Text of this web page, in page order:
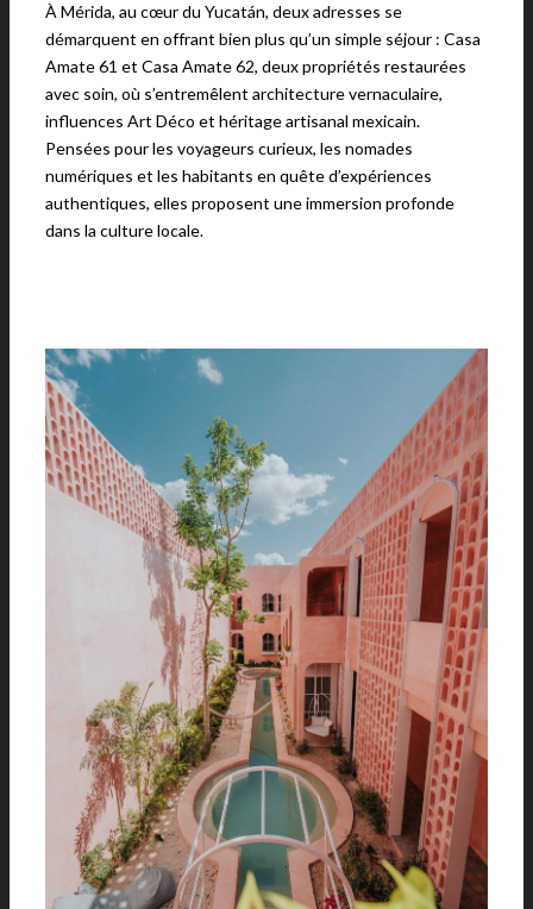
À Mérida, au cœur du Yucatán, deux adresses se
démarquent en offrant bien plus qu’un simple séjour : Casa
Amate 61 et Casa Amate 62, deux propriétés restaurées
avec soin, où s’entremêlent architecture vernaculaire,
influences Art Déco et héritage artisanal mexicain.
Pensées pour les voyageurs curieux, les nomades
numériques et les habitants en quête d’expériences
authentiques, elles proposent une immersion profonde
dans la culture locale.